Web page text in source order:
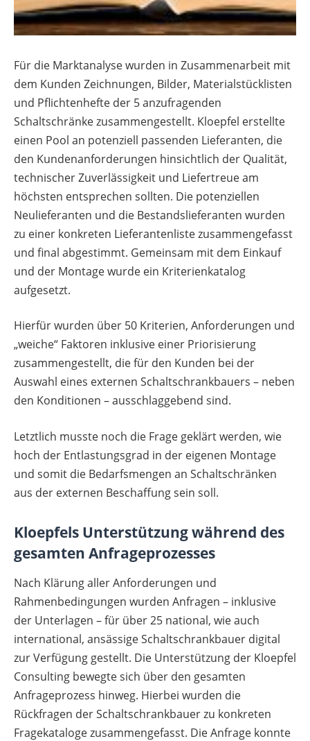
Für die Marktanalyse wurden in Zusammenarbeit mit
dem Kunden Zeichnungen, Bilder, Materialstücklisten
und Pflichtenhefte der 5 anzufragenden
Schaltschränke zusammengestellt. Kloepfel erstellte
einen Pool an potenziell passenden Lieferanten, die
den Kundenanforderungen hinsichtlich der Qualität,
technischer Zuverlässigkeit und Liefertreue am
höchsten entsprechen sollten. Die potenziellen
Neulieferanten und die Bestandslieferanten wurden
zu einer konkreten Lieferantenliste zusammengefasst
und final abgestimmt. Gemeinsam mit dem Einkauf
und der Montage wurde ein Kriterienkatalog
aufgesetzt.
Hierfür wurden über 50 Kriterien, Anforderungen und
„weiche“ Faktoren inklusive einer Priorisierung
zusammengestellt, die für den Kunden bei der
Auswahl eines externen Schaltschrankbauers – neben
den Konditionen – ausschlaggebend sind.
Letztlich musste noch die Frage geklärt werden, wie
hoch der Entlastungsgrad in der eigenen Montage
und somit die Bedarfsmengen an Schaltschränken
aus der externen Beschaffung sein soll.
Kloepfels Unterstützung während des
gesamten Anfrageprozesses
Nach Klärung aller Anforderungen und
Rahmenbedingungen wurden Anfragen – inklusive
der Unterlagen – für über 25 national, wie auch
international, ansässige Schaltschrankbauer digital
zur Verfügung gestellt. Die Unterstützung der Kloepfel
Consulting bewegte sich über den gesamten
Anfrageprozess hinweg. Hierbei wurden die
Rückfragen der Schaltschrankbauer zu konkreten
Fragekataloge zusammengefasst. Die Anfrage konnte